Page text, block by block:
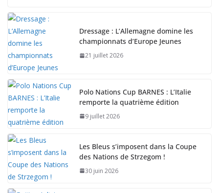
Dressage : L’Allemagne domine les
championnats d’Europe Jeunes
21 juillet 2026
Polo Nations Cup BARNES : L’Italie
remporte la quatrième édition
9 juillet 2026
Les Bleus s’imposent dans la Coupe
des Nations de Strzegom !
30 juin 2026